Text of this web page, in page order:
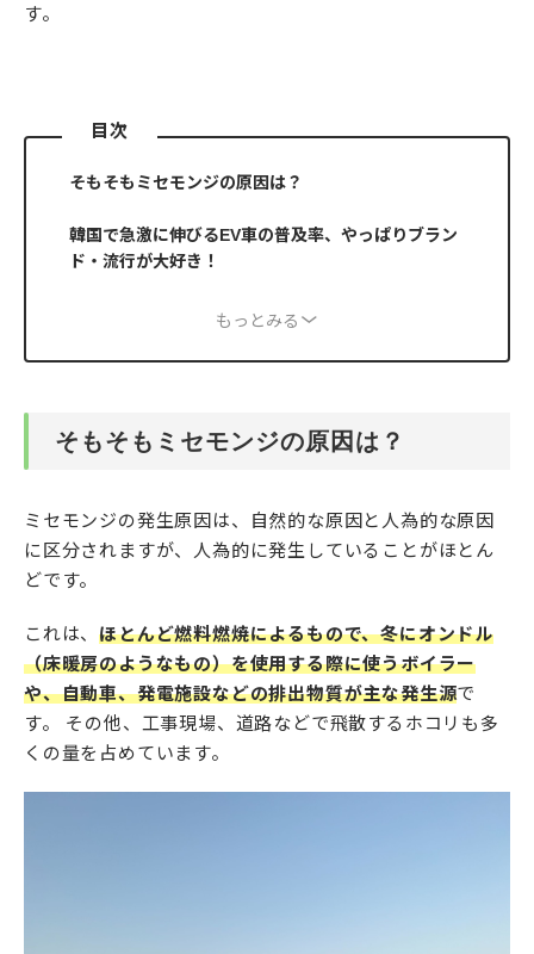
す。
目次
そもそもミセモンジの原因は？
韓国で急激に伸びるEV車の普及率、やっぱりブラン
ド・流行が大好き！
もっとみる
そもそもミセモンジの原因は？
ミセモンジの発生原因は、自然的な原因と人為的な原因
に区分されますが、人為的に発生していることがほとん
どです。
これは、ほとんど燃料燃焼によるもので、冬にオンドル
（床暖房のようなもの）を使用する際に使うボイラー
や、自動車、発電施設などの排出物質が主な発生源で
す。 その他、工事現場、道路などで飛散するホコリも多
くの量を占めています。